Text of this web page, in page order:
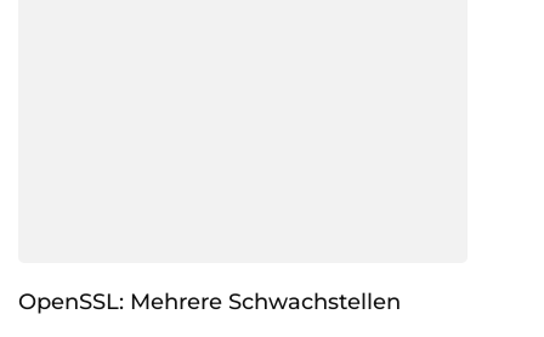
OpenSSL: Mehrere Schwachstellen